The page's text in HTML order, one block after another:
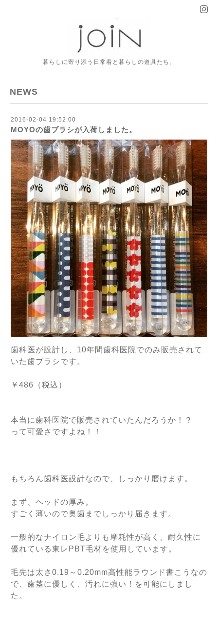
暮らしに寄り添う日常着と暮らしの道具たち。
NEWS
2016-02-04 19:52:00
MOYOの歯ブラシが入荷しました。
歯科医が設計し、10年間歯科医院でのみ販売されて
いた歯ブラシです。
￥486（税込）
本当に歯科医院で販売されていたんだろうか！？
って可愛さですよね！！
もちろん歯科医設計なので、しっかり磨けます。
まず、ヘッドの厚み。
すごく薄いので奥歯までしっかり届きます。
一般的なナイロン毛よりも摩耗性が高く、耐久性に
優れている東レPBT毛材を使用しています。
毛先は太さ0.19～0.20mm高性能ラウンド書こうなの
で、歯茎に優しく、汚れに強い！を可能にしまし
た。